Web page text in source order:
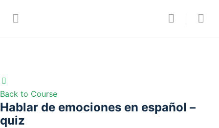
Back to Course
Hablar de emociones en español –
quiz